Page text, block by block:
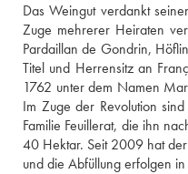
Das Weingut verdankt
Zuge mehrerer Heiraten
Pardaillan de Gondrin,
Titel und Herrensitz an
1762 unter dem Namen
Im Zuge der Revolution
Familie Feuillerat, die ihn
40 Hektar. Seit 2009 hat
und die Abfüllung erfolgen